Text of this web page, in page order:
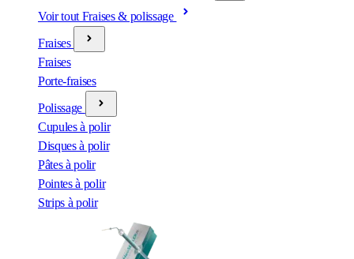
Voir tout Fraises & polissage
Fraises
Fraises
Porte-fraises
Polissage
Cupules à polir
Disques à polir
Pâtes à polir
Pointes à polir
Strips à polir